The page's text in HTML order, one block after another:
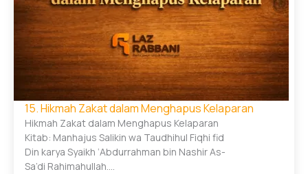
15. Hikmah Zakat dalam Menghapus Kelaparan
Hikmah Zakat dalam Menghapus Kelaparan
Kitab: Manhajus Salikin wa Taudhihul Fiqhi fid
Din karya Syaikh ‘Abdurrahman bin Nashir As-
Sa’di Rahimahullah....